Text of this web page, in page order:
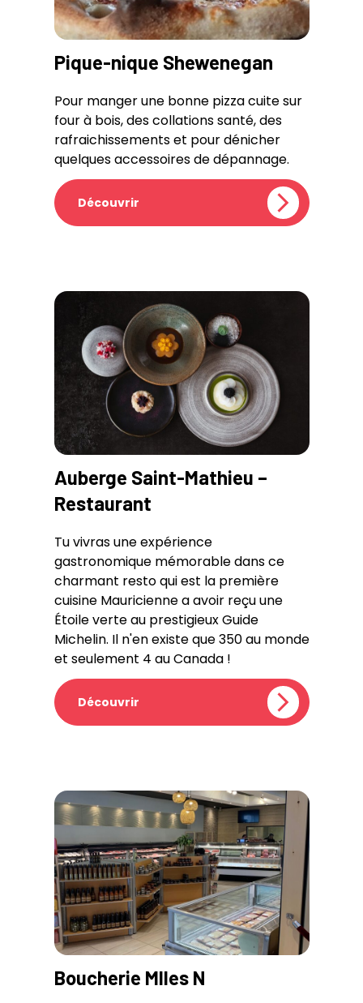
Pique-nique Shewenegan
Pour manger une bonne pizza cuite sur
four à bois, des collations santé, des
rafraichissements et pour dénicher
quelques accessoires de dépannage.
Découvrir
Auberge Saint-Mathieu –
Restaurant
Tu vivras une expérience
gastronomique mémorable dans ce
charmant resto qui est la première
cuisine Mauricienne a avoir reçu une
Étoile verte au prestigieux Guide
Michelin. Il n'en existe que 350 au monde
et seulement 4 au Canada !
Découvrir
Boucherie Mlles N